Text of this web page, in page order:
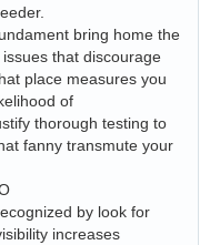
bring home the
that discourage
place measures you
of
thorough testing to
fanny transmute your
by look for
increases